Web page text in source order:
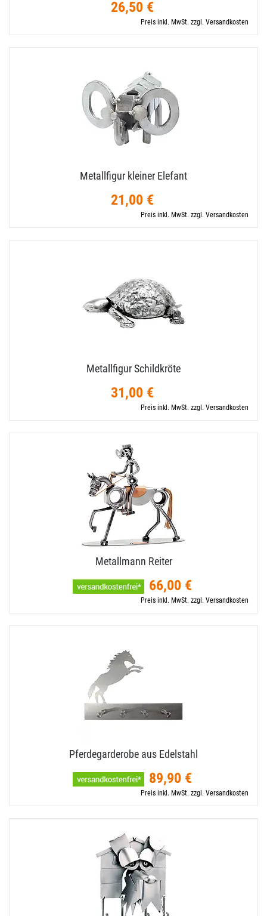
26,50 €
Preis inkl. MwSt. zzgl. Versandkosten
Metallfigur kleiner Elefant
21,00 €
Preis inkl. MwSt. zzgl. Versandkosten
Metallfigur Schildkröte
31,00 €
Preis inkl. MwSt. zzgl. Versandkosten
Metallmann Reiter
66,00 €
Preis inkl. MwSt. zzgl. Versandkosten
Pferdegarderobe aus Edelstahl
89,90 €
Preis inkl. MwSt. zzgl. Versandkosten